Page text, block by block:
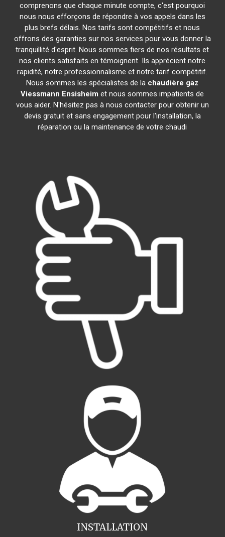
comprenons que chaque minute compte, c'est pourquoi
nous nous efforçons de répondre à vos appels dans les
plus brefs délais. Nos tarifs sont compétitifs et nous
offrons des garanties sur nos services pour vous donner la
tranquillité d'esprit. Nous sommes fiers de nos résultats et
nos clients satisfaits en témoignent. Ils apprécient notre
rapidité, notre professionnalisme et notre tarif compétitif.
Nous sommes les spécialistes de la chaudière gaz
Viessmann Ensisheim et nous sommes impatients de
vous aider. N'hésitez pas à nous contacter pour obtenir un
devis gratuit et sans engagement pour l'installation, la
réparation ou la maintenance de votre chaudi
INSTALLATION